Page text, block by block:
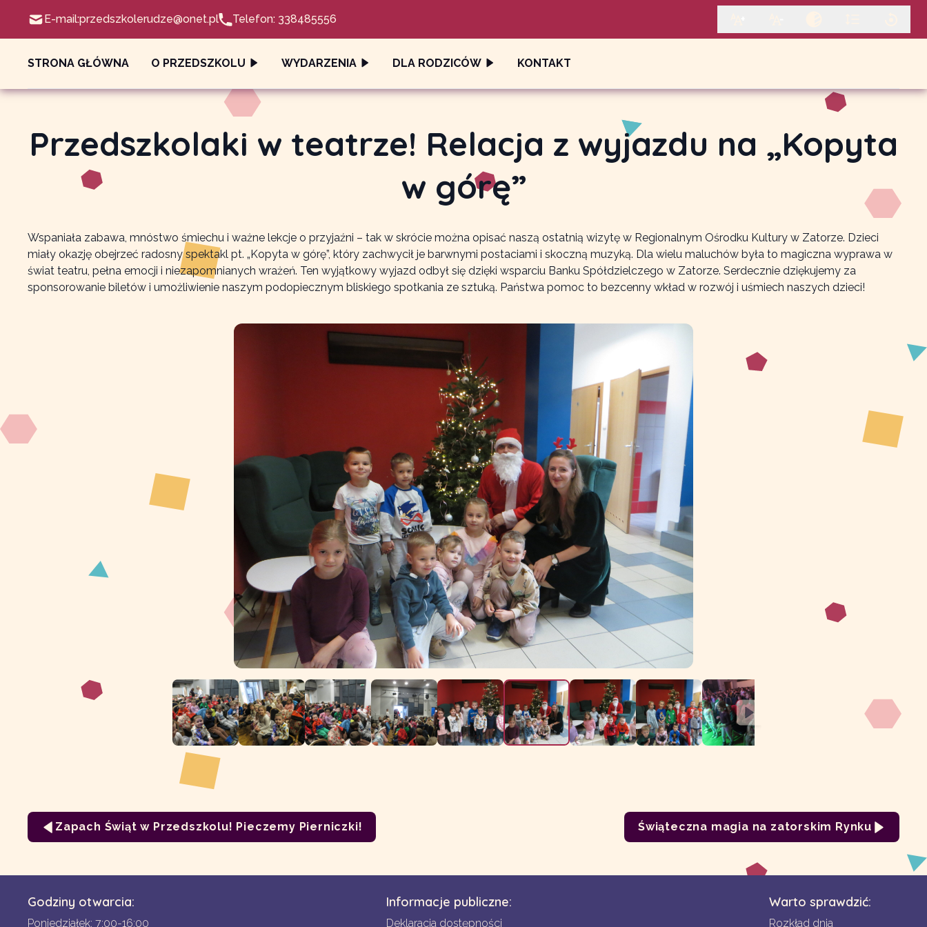
E-mail:przedszkolerudze@onet.pl Telefon: 338485556
STRONA GŁÓWNA O PRZEDSZKOLU WYDARZENIA DLA RODZICÓW KONTAKT
Przedszkolaki w teatrze! Relacja z wyjazdu na „Kopyta
w górę”
Wspaniała zabawa, mnóstwo śmiechu i ważne lekcje o przyjaźni – tak w skrócie można opisać naszą ostatnią wizytę w Regionalnym Ośrodku Kultury w Zatorze. Dzieci
miały okazję obejrzeć radosny spektakl pt. „Kopyta w górę”, który zachwycił je barwnymi postaciami i skoczną muzyką. Dla wielu maluchów była to magiczna wyprawa w
świat teatru, pełna emocji i niezapomnianych wrażeń. Ten wyjątkowy wyjazd odbył się dzięki wsparciu Banku Spółdzielczego w Zatorze. Serdecznie dziękujemy za
sponsorowanie biletów i umożliwienie naszym podopiecznym bliskiego spotkania ze sztuką. Państwa pomoc to bezcenny wkład w rozwój i uśmiech naszych dzieci!
Zapach Świąt w Przedszkolu! Pieczemy Pierniczki! Świąteczna magia na zatorskim Rynku
Godziny otwarcia:
Poniedziałek: 7:00-16:00
Informacje publiczne:
Deklaracja dostępności
Warto sprawdzić:
Rozkład dnia